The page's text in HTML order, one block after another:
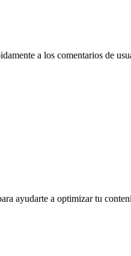
a los comentarios de
ayudarte a optimizar tu